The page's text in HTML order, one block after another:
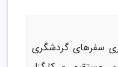
سفرهای گردشگری